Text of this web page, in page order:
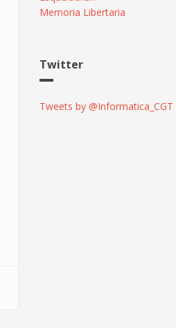
Memoria Libertaria
Twitter
Tweets by @Informatica_CGT